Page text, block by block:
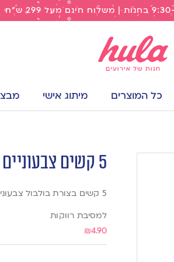
כל המוצרים מיתוג אישי
5 קשים צבעוניים בצורת בולבול
5 קשים בצורת בולבול צבעוניים
למסיבת רווקות
₪4.90